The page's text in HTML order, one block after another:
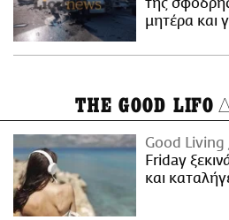
της
μητέρα και
THE GOOD LIFO
Good Living
Friday
και